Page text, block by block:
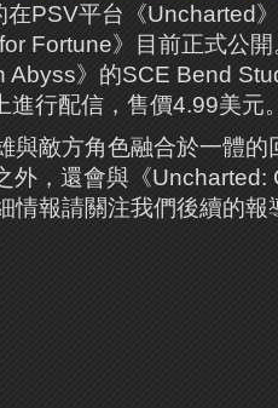
在PSV平台《
Fortune》目前正式公
Abyss》的SCE Bend
進行配信，售價4.99美元
與敵方角色融合於一體的
外，還會與《Uncharted:
情報請關注我們後續的報